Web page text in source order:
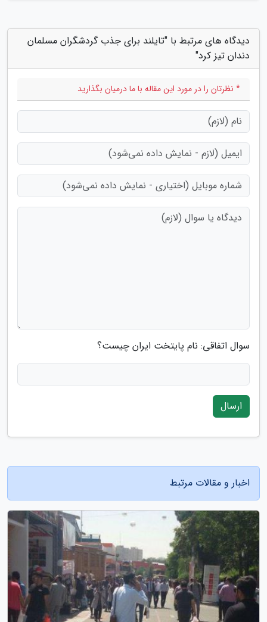
دیدگاه های مرتبط با "تایلند برای جذب گردشگران مسلمان
دندان تیز کرد"
* نظرتان را در مورد این مقاله با ما درمیان بگذارید
سوال اتفاقی: نام پایتخت ایران چیست؟
ارسال
اخبار و مقالات مرتبط